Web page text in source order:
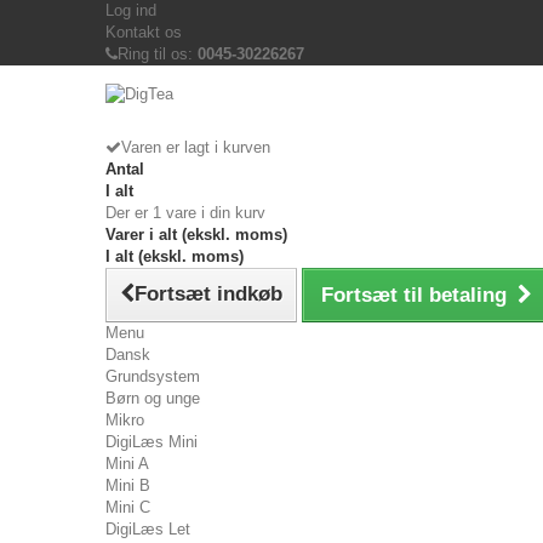
Log ind
Kontakt os
Ring til os: 0045-30226267
Varen er lagt i kurven
Antal
I alt
Der er 1 vare i din kurv
Varer i alt (ekskl. moms)
I alt (ekskl. moms)
Fortsæt indkøb Fortsæt til betaling
Menu
Dansk
Grundsystem
Børn og unge
Mikro
DigiLæs Mini
Mini A
Mini B
Mini C
DigiLæs Let